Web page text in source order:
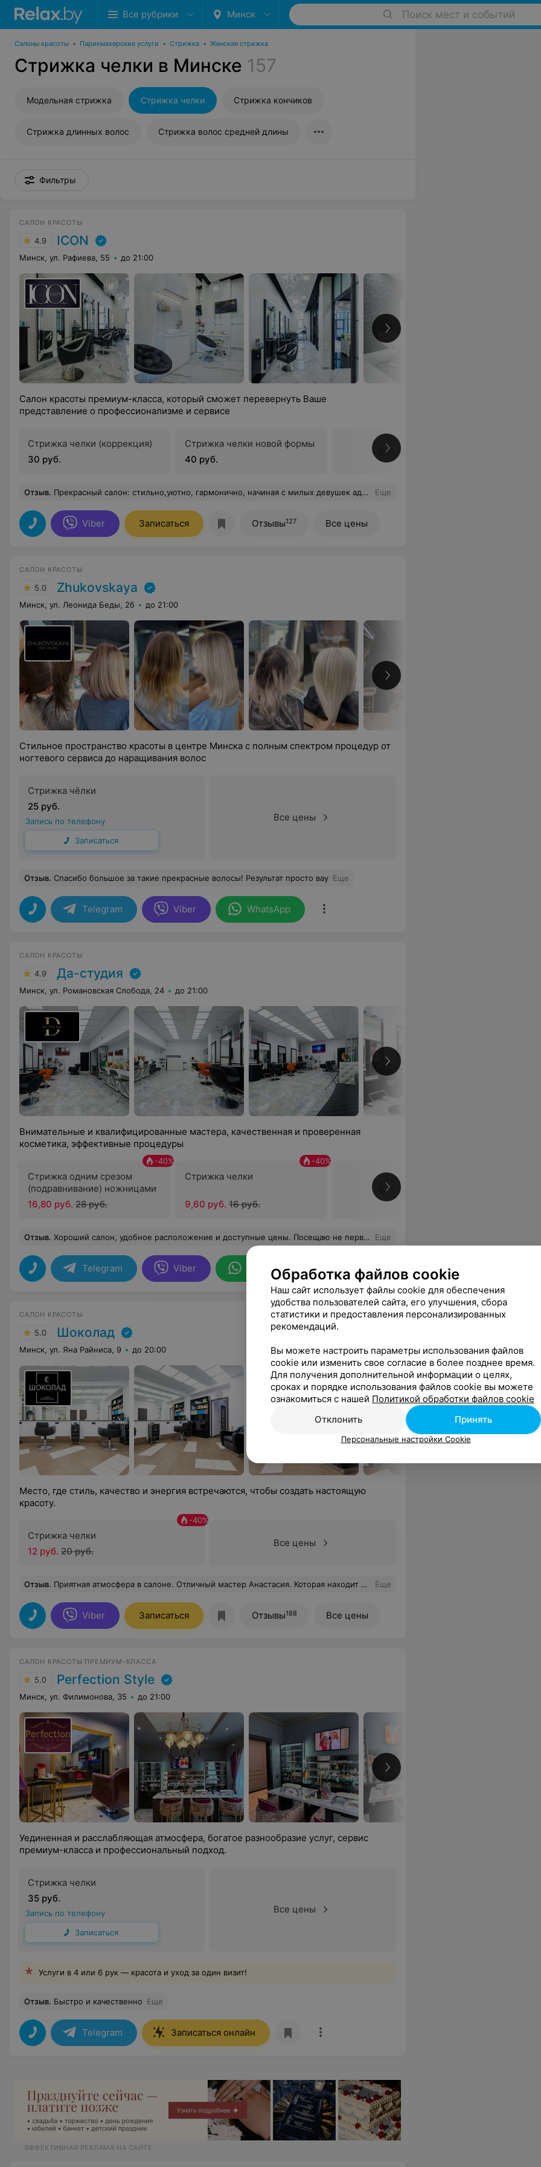
Все рубрики Минск Поиск мест и событий
Салоны красоты • Парикмахерские услуги • Стрижка • Женская стрижка
Стрижка челки в Минске 157
Модельная стрижка Стрижка челки Стрижка кончиков
Стрижка длинных волос Стрижка волос средней длины
Фильтры
САЛОН КРАСОТЫ
4.9 ICON
Минск, ул. Рафиева, 55 до 21:00
Салон красоты премиум-класса, который сможет перевернуть Ваше
представление о профессионализме и сервисе
Стрижка челки (коррекция)
30 руб.
Стрижка челки новой формы
40 руб.
Все цены
Отзыв. Прекрасный салон: стильно,уютно, гармонично, начиная с милых девушек администраторов! Благодарность чуткой девушке Александре, маникюром осталось очень довольна, приду вновь!:) Еще
Viber Записаться Отзывы127 Все цены
САЛОН КРАСОТЫ
5.0 Zhukovskaya
Минск, ул. Леонида Беды, 2б до 21:00
Стильное пространство красоты в центре Минска с полным спектром процедур от
ногтевого сервиса до наращивания волос
Стрижка чёлки
25 руб.
Запись по телефону
Записаться
Все цены
Отзыв. Спасибо большое за такие прекрасные волосы! Результат просто вау Еще
Telegram Viber WhatsApp
САЛОН КРАСОТЫ
4.9 Да-студия
Минск, ул. Романовская Слобода, 24 до 21:00
Внимательные и квалифицированные мастера, качественная и проверенная
косметика, эффективные процедуры
Стрижка одним срезом
(подравнивание) ножницами
-40%
16,80 руб. 28 руб.
Стрижка челки
-40%
9,60 руб. 16 руб.
Все цены
Отзыв. Хороший салон, удобное расположение и доступные цены. Посещаю не первый раз, мастера хорошие и результат отличный! Еще
Telegram Viber WhatsApp
САЛОН КРАСОТЫ
5.0 Шоколад
Минск, ул. Яна Райниса, 9 до 20:00
Место, где стиль, качество и энергия встречаются, чтобы создать настоящую
красоту.
Стрижка челки
-40%
12 руб. 20 руб.
Все цены
Отзыв. Приятная атмосфера в салоне. Отличный мастер Анастасия. Которая находит подход к каждому клиенту, выслушает предпочтения клиента и посоветует как лучше. Сделала хорошую причёску и брови. Рекомендую данного мастера! Еще
Viber Записаться Отзывы188 Все цены
САЛОН КРАСОТЫ ПРЕМИУМ-КЛАССА
5.0 Perfection Style
Минск, ул. Филимонова, 35 до 21:00
Уединенная и расслабляющая атмосфера, богатое разнообразие услуг, сервис
премиум-класса и профессиональный подход.
Стрижка челки
35 руб.
Запись по телефону
Записаться
Все цены
Услуги в 4 или 6 рук — красота и уход за один визит!
Отзыв. Быстро и качественно Еще
Telegram Записаться онлайн
ЭФФЕКТИВНАЯ РЕКЛАМА НА САЙТЕ
Обработка файлов cookie
Наш сайт использует файлы cookie для обеспечения
удобства пользователей сайта, его улучшения, сбора
статистики и предоставления персонализированных
рекомендаций.
Вы можете настроить параметры использования файлов
cookie или изменить свое согласие в более позднее время.
Для получения дополнительной информации о целях,
сроках и порядке использования файлов cookie вы можете
ознакомиться с нашей Политикой обработки файлов cookie
Отклонить
Принять
Персональные настройки Cookie